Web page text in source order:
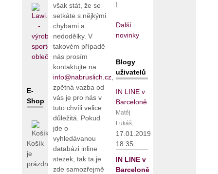
E-
Shop
Košík
je
prázdný
však stát, že se
setkáte s nějkými
chybami a
nedodělky. V
takovém případě
nás prosím
kontaktujte na
info@nabruslich.cz,
zpětná vazba od
vás je pro nás v
tuto chvíli velice
důležitá. Pokud
jde o
vyhledávanou
databázi inline
stezek, tak ta je
zde samozřejmě
]
Další
novinky
Blogy
uživatelů
IN LINE v
Barceloně
Matěj
Lukáš,
17.01.2019
18:35
IN LINE v
Barceloně